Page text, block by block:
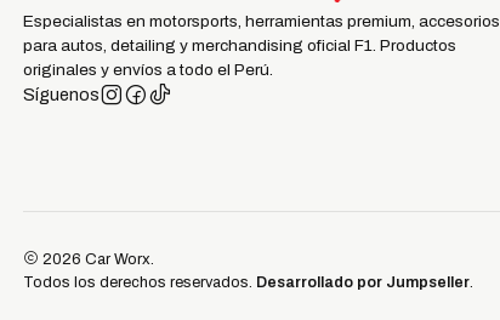
Especialistas en motorsports, herramientas premium, accesorios
para autos, detailing y merchandising oficial F1. Productos
originales y envíos a todo el Perú.
Síguenos
2026 Car Worx.
Todos los derechos reservados. Desarrollado por Jumpseller.